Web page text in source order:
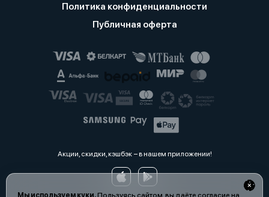
Мы используем куки.Пользуясь сайтом, вы даёте согласие на
Политика конфиденциальности
Публичная оферта
Акции, скидки, кэшбэк − в нашем приложении!